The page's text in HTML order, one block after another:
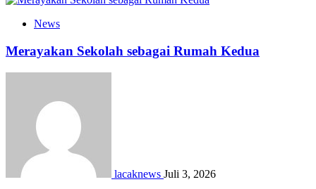
News
Merayakan Sekolah sebagai Rumah Kedua
lacaknews Juli 3, 2026